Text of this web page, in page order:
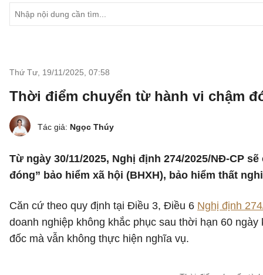
Thứ Tư, 19/11/2025 07:58
Thời điểm chuyển từ hành vi chậm
Tác giả: Ngọc Thúy
Từ ngày 30/11/2025, Nghị định 274/2025/NĐ-CP
đóng” bảo hiểm xã hội (BHXH), bảo hiểm thất
Căn cứ theo quy định tại Điều 3, Điều 6 Nghị định
doanh nghiệp không khắc phục sau thời hạn 60
đốc mà vẫn không thực hiện nghĩa vụ.